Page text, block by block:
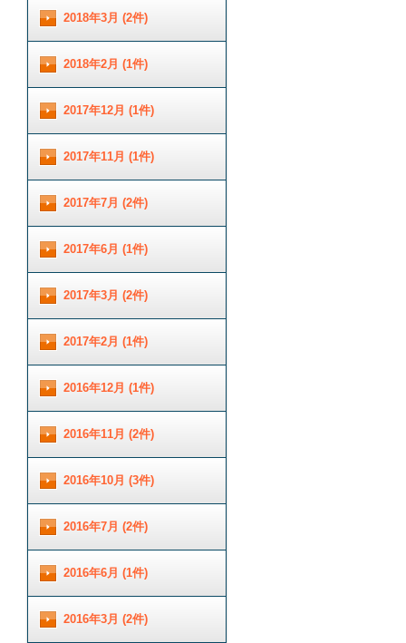
2018年3月 (2件)
2018年2月 (1件)
2017年12月 (1件)
2017年11月 (1件)
2017年7月 (2件)
2017年6月 (1件)
2017年3月 (2件)
2017年2月 (1件)
2016年12月 (1件)
2016年11月 (2件)
2016年10月 (3件)
2016年7月 (2件)
2016年6月 (1件)
2016年3月 (2件)